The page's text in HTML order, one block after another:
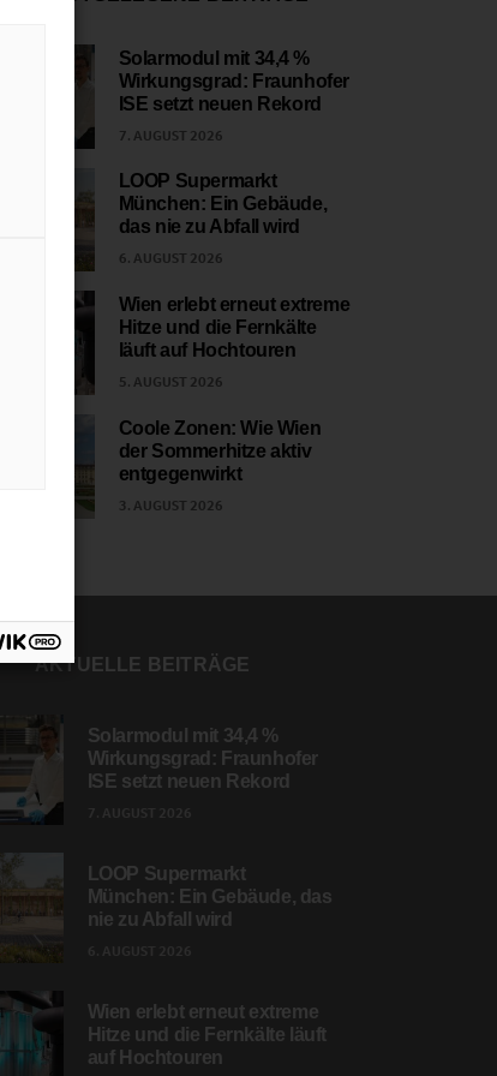
Solarmodul mit 34,4 %
Wirkungsgrad: Fraunhofer
ISE setzt neuen Rekord
7. AUGUST 2026
LOOP Supermarkt
München: Ein Gebäude,
das nie zu Abfall wird
6. AUGUST 2026
Wien erlebt erneut extreme
Hitze und die Fernkälte
läuft auf Hochtouren
5. AUGUST 2026
Coole Zonen: Wie Wien
der Sommerhitze aktiv
entgegenwirkt
3. AUGUST 2026
AKTUELLE BEITRÄGE
Solarmodul mit 34,4 %
Wirkungsgrad: Fraunhofer
ISE setzt neuen Rekord
LOOP Supermarkt
München: Ein Gebäude, das
nie zu Abfall wird
Wien erlebt erneut extreme
Hitze und die Fernkälte läuft
auf Hochtouren